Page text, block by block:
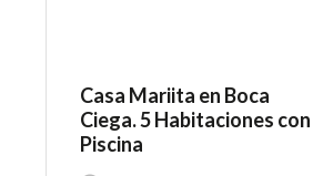
Casa Mariita en Boca
Ciega. 5 Habitaciones con
Piscina